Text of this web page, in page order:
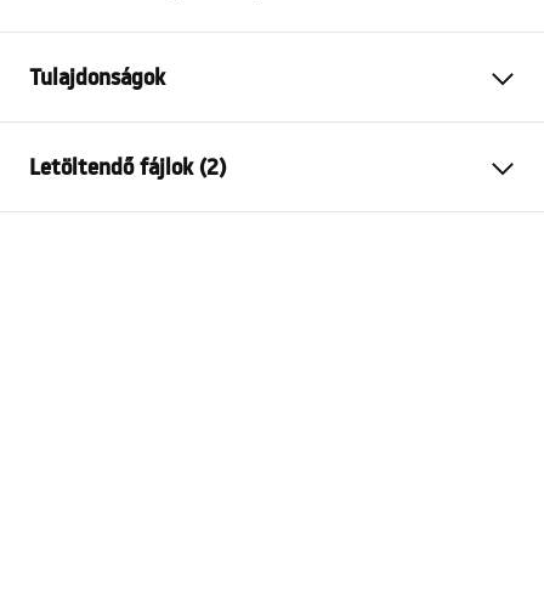
Tulajdonságok
Anyag
Felszerelés
Csavarozható
Letöltendő fájlok (2)